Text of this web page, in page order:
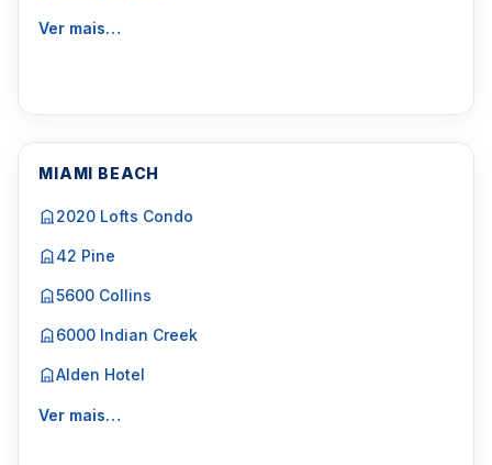
Ver mais…
MIAMI BEACH
2020 Lofts Condo
42 Pine
5600 Collins
6000 Indian Creek
Alden Hotel
Ver mais…